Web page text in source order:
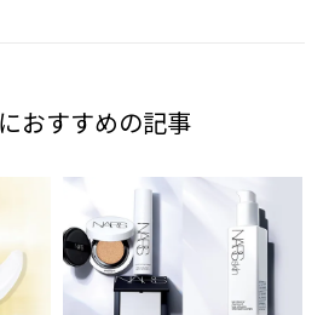
おすすめの記事